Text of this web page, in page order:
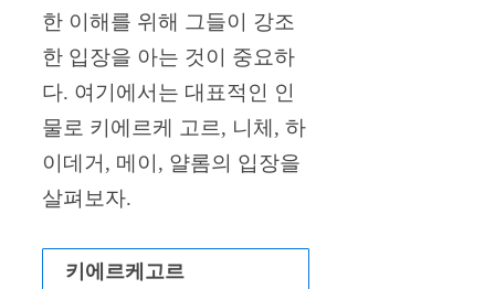
한 이해를 위해 그들이 강조
한 입장을 아는 것이 중요하
다. 여기에서는 대표적인 인
물로 키에르케 고르, 니체, 하
이데거, 메이, 얄롬의 입장을
살펴보자.
키에르케고르